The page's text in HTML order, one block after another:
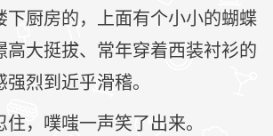
下厨房的，上面有个小小的蝴蝶
高大挺拔、常年穿着西装衬衫的
烈到近乎滑稽。
，噗嗤一声笑了出来。